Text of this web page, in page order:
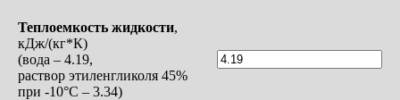
Теплоемкость жидкости,
кДж/(кг*К)
(вода – 4.19,
раствор этиленгликоля 45%
при -10°С – 3.34)